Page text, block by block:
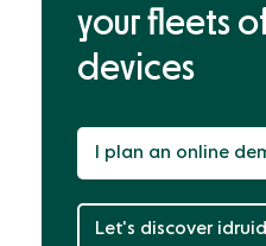
your fleets
devices
I plan an online
Let's discover